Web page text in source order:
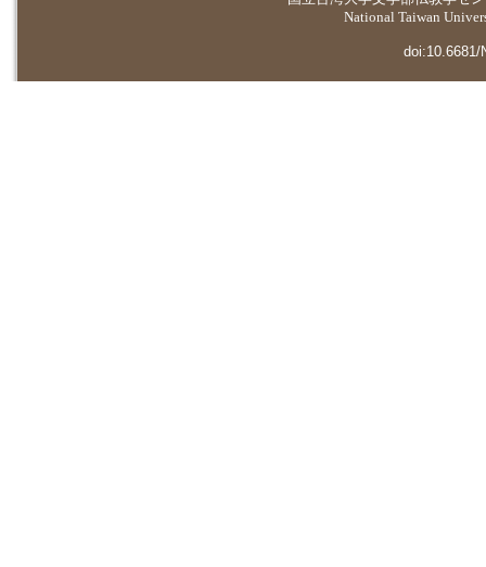
National Taiwan
doi:10.6681/